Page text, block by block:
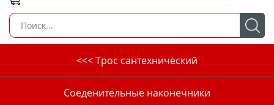
<<< Трос сантехнический
Соеденительные наконечники